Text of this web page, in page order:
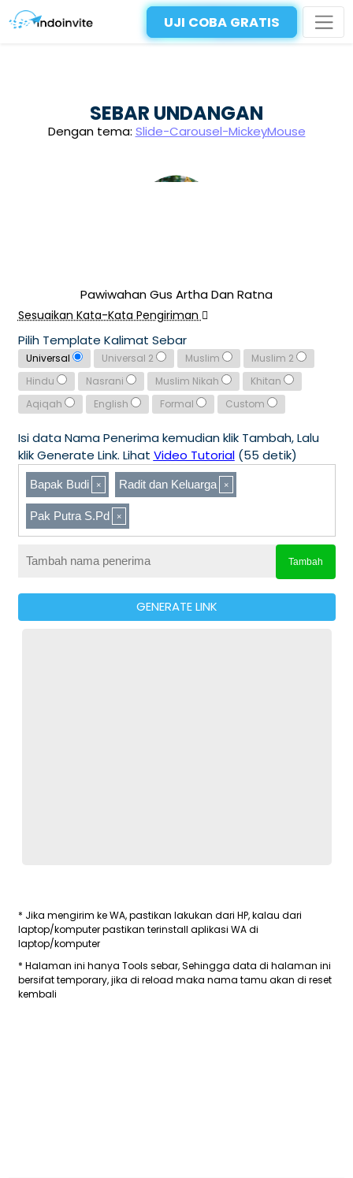
UJI COBA GRATIS
SEBAR UNDANGAN
Dengan tema: Slide-Carousel-MickeyMouse
Pawiwahan Gus Artha Dan Ratna
Sesuaikan Kata-Kata Pengiriman
Pilih Template Kalimat Sebar
Universal Universal 2 Muslim
Muslim 2
Hindu
Nasrani Muslim Nikah
Khitan
Aqiqah
English Formal Custom
Isi data Nama Penerima kemudian klik Tambah, Lalu
klik Generate Link. Lihat Video Tutorial(55 detik)
Bapak Budi Radit dan Keluarga
Pak Putra S.Pd
Tambah
GENERATE LINK
* Jika mengirim ke WA, pastikan lakukan dari HP, kalau dari
laptop/komputer pastikan terinstall aplikasi WA di
laptop/komputer
* Halaman ini hanya Tools sebar, Sehingga data di halaman ini
bersifat temporary, jika di reload maka nama tamu akan di reset
kembali